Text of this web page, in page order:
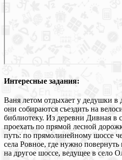
Интересные задания:
Ваня летом отдыхает у дедушки
они собираются съездить на
библиотеку. Из деревни Дивная в
проехать по прямой лесной
путь: по прямолинейному шоссе
села Ровное, где нужно
на другое шоссе, ведущее в село